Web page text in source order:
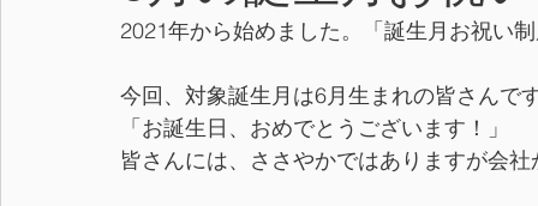
2021年から始めました。「誕生月お祝い
今回、対象誕生月は6月生まれの皆さんで
「お誕生日、おめでとうございます！」
皆さんには、ささやかではありますが会